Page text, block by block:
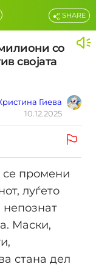
со
својата
Гиева
10.12.2025
SHARE
се промени
луѓето
непознат
Маски,
стана дел